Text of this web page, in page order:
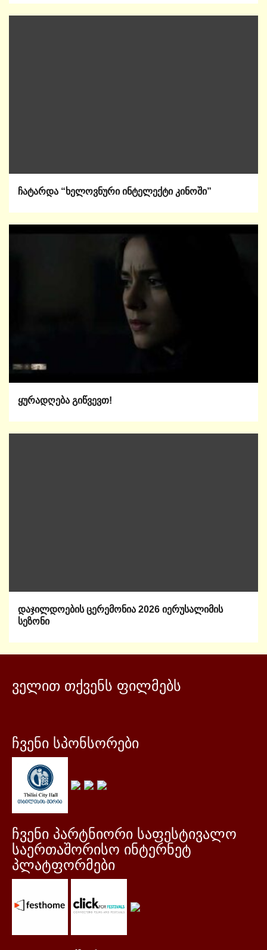
ჩატარდა “ხელოვნური ინტელექტი კინოში”
ყურადღება გიწვევთ!
დაჯილდოების ცერემონია 2026 იერუსალიმის
სეზონი
ველით თქვენს ფილმებს
ჩვენი სპონსორები
ჩვენი პარტნიორი საფესტივალო
საერთაშორისო ინტერნეტ
პლატფორმები